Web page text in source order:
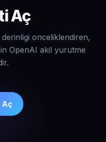
Aç
onceliklendiren,
OpenAI akil yurutme
Aç